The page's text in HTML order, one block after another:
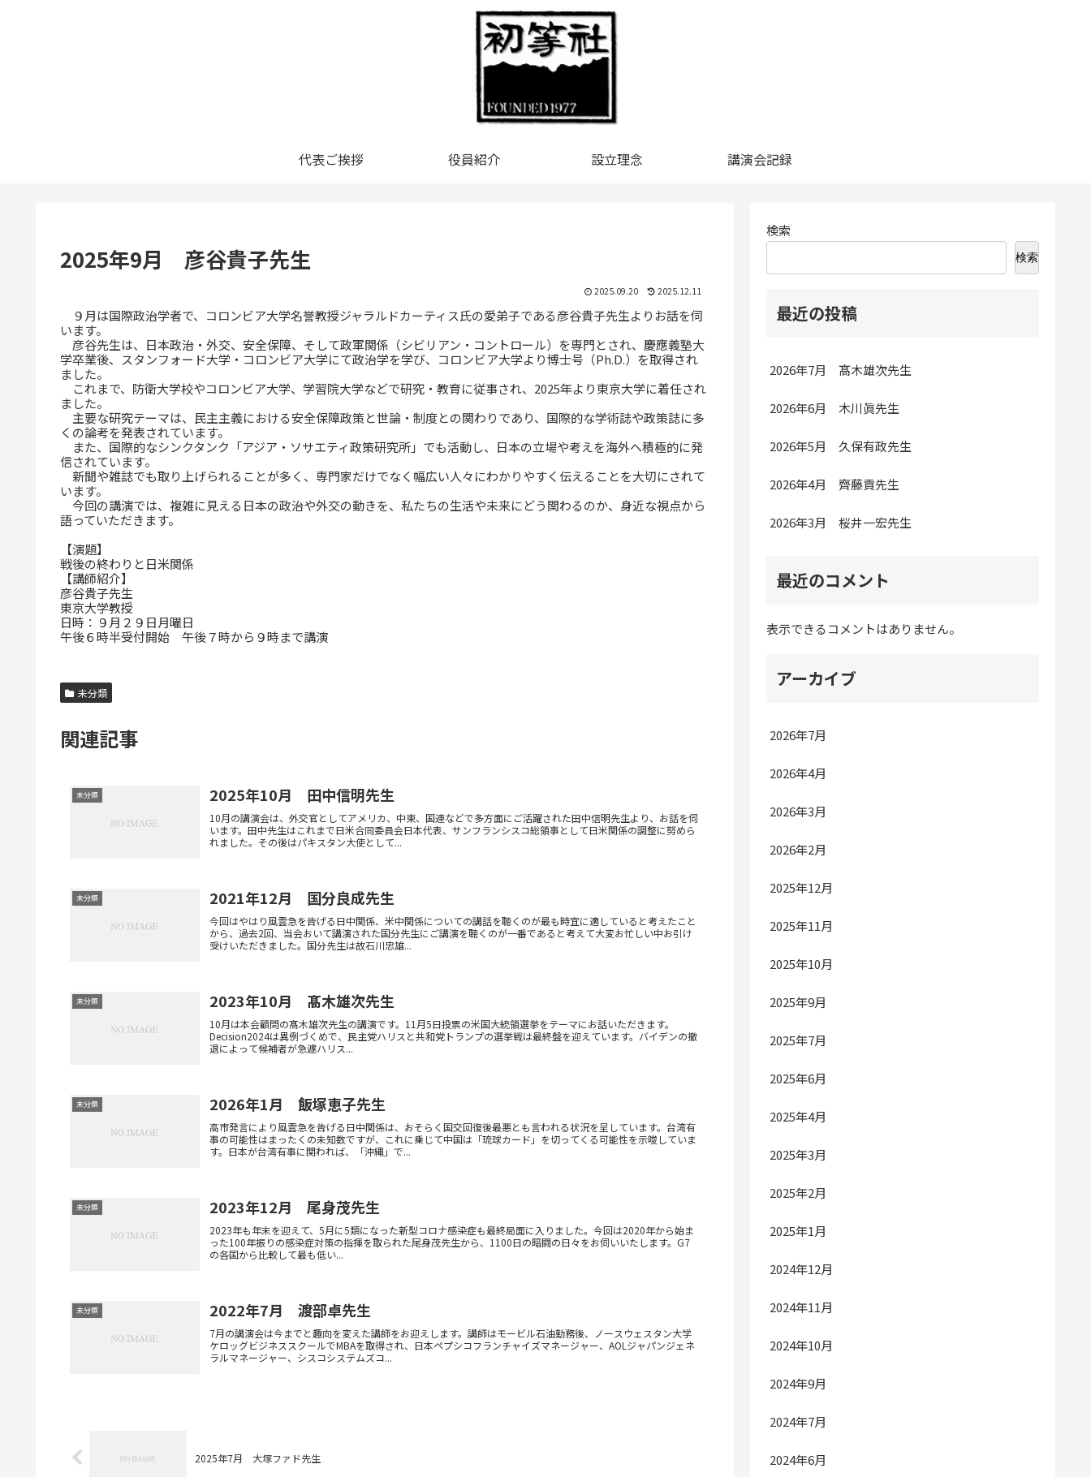
代表ご挨拶 役員紹介 設立理念 講演会記録
2025年9月 彦谷貴子先生
2025.09.20 2025.12.11
９月は国際政治学者で、コロンビア大学名誉教授ジャラルドカーティス氏の愛弟子である彦谷貴子先生よりお話を伺
います。
彦谷先生は、日本政治・外交、安全保障、そして政軍関係（シビリアン・コントロール）を専門とされ、慶應義塾大
学卒業後、スタンフォード大学・コロンビア大学にて政治学を学び、コロンビア大学より博士号（Ph.D.）を取得され
ました。
これまで、防衛大学校やコロンビア大学、学習院大学などで研究・教育に従事され、2025年より東京大学に着任され
ました。
主要な研究テーマは、民主主義における安全保障政策と世論・制度との関わりであり、国際的な学術誌や政策誌に多
くの論考を発表されています。
また、国際的なシンクタンク「アジア・ソサエティ政策研究所」でも活動し、日本の立場や考えを海外へ積極的に発
信されています。
新聞や雑誌でも取り上げられることが多く、専門家だけでなく幅広い人々にわかりやすく伝えることを大切にされて
います。
今回の講演では、複雑に見える日本の政治や外交の動きを、私たちの生活や未来にどう関わるのか、身近な視点から
語っていただきます。
【演題】
戦後の終わりと日米関係
【講師紹介】
彦谷貴子先生
東京大学教授
日時：９月２９日月曜日
午後６時半受付開始 午後７時から９時まで講演
未分類
関連記事
未分類 2025年10月 田中信明先生
10月の講演会は、外交官としてアメリカ、中東、国連などで多方面にご活躍された田中信明先生より、お話を伺
います。田中先生はこれまで日米合同委員会日本代表、サンフランシスコ総領事として日米関係の調整に努めら
れました。その後はパキスタン大使として...
未分類 2021年12月 国分良成先生
今回はやはり風雲急を告げる日中関係、米中関係についての講話を聴くのが最も時宜に適していると考えたこと
から、過去2回、当会おいて講演された国分先生にご講演を聴くのが一番であると考えて大変お忙しい中お引け
受けいただきました。国分先生は故石川忠雄...
未分類 2023年10月 髙木雄次先生
10月は本会顧問の髙木雄次先生の講演です。11月5日投票の米国大統領選挙をテーマにお話いただきます。
Decision2024は異例づくめで、民主党ハリスと共和党トランプの選挙戦は最終盤を迎えています。バイデンの撤
退によって候補者が急遽ハリス...
未分類 2026年1月 飯塚恵子先生
高市発言により風雲急を告げる日中関係は、おそらく国交回復後最悪とも言われる状況を呈しています。台湾有
事の可能性はまったくの未知数ですが、これに乗じて中国は「琉球カード」を切ってくる可能性を示唆していま
す。日本が台湾有事に関われば、「沖縄」で...
未分類 2023年12月 尾身茂先生
2023年も年末を迎えて、5月に5類になった新型コロナ感染症も最終局面に入りました。今回は2020年から始ま
った100年振りの感染症対策の指揮を取られた尾身茂先生から、1100日の暗闘の日々をお伺いいたします。G7
の各国から比較して最も低い...
未分類 2022年7月 渡部卓先生
7月の講演会は今までと趣向を変えた講師をお迎えします。講師はモービル石油勤務後、ノースウェスタン大学
ケロッグビジネススクールでMBAを取得され、日本ペプシコフランチャイズマネージャー、AOLジャパンジェネ
ラルマネージャー、シスコシステムズコ...
2025年7月 大塚ファド先生
検索
検索
最近の投稿
2026年7月 髙木雄次先生
2026年6月 木川眞先生
2026年5月 久保有政先生
2026年4月 齊藤貢先生
2026年3月 桜井一宏先生
最近のコメント
表示できるコメントはありません。
アーカイブ
2026年7月
2026年4月
2026年3月
2026年2月
2025年12月
2025年11月
2025年10月
2025年9月
2025年7月
2025年6月
2025年4月
2025年3月
2025年2月
2025年1月
2024年12月
2024年11月
2024年10月
2024年9月
2024年7月
2024年6月